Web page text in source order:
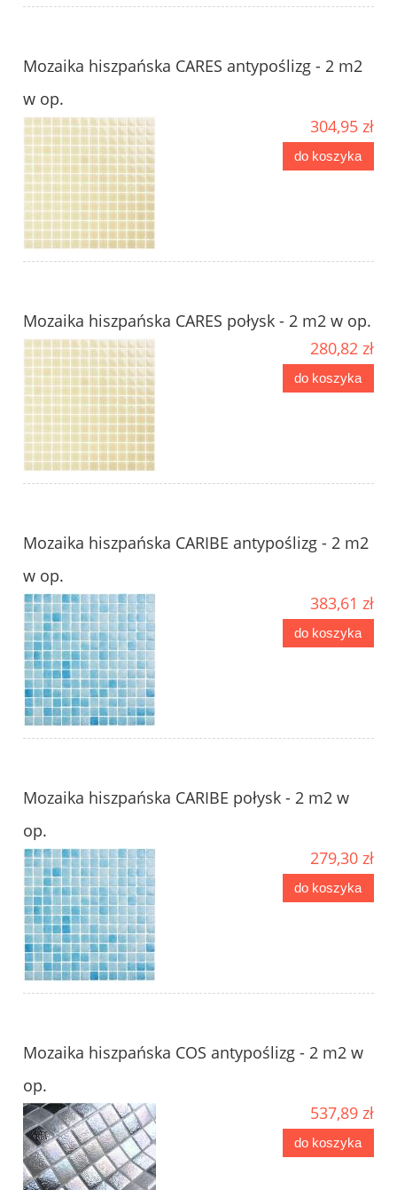
Mozaika hiszpańska CARES antypoślizg - 2 m2
w op.
304,95 zł
do koszyka
Mozaika hiszpańska CARES połysk - 2 m2 w op.
280,82 zł
do koszyka
Mozaika hiszpańska CARIBE antypoślizg - 2 m2
w op.
383,61 zł
do koszyka
Mozaika hiszpańska CARIBE połysk - 2 m2 w
op.
279,30 zł
do koszyka
Mozaika hiszpańska COS antypoślizg - 2 m2 w
op.
537,89 zł
do koszyka